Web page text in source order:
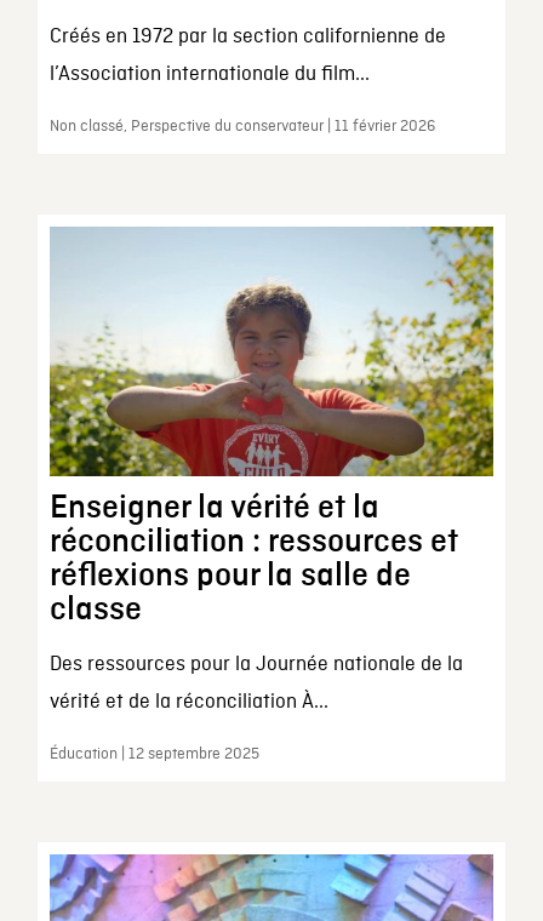
Créés en 1972 par la section californienne de
l’Association internationale du film...
Non classé, Perspective du conservateur | 11 février 2026
Enseigner la vérité et la
réconciliation : ressources et
réflexions pour la salle de
classe
Des ressources pour la Journée nationale de la
vérité et de la réconciliation À...
Éducation | 12 septembre 2025